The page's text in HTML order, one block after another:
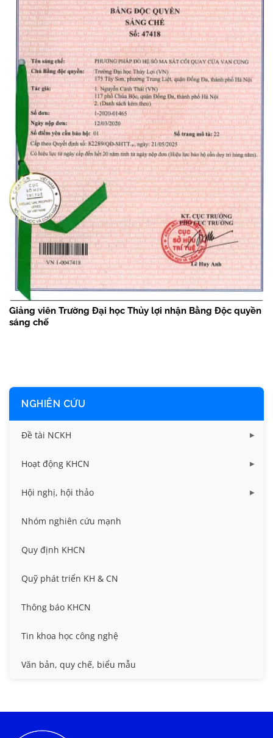
Giảng viên Trường Đại học Thủy lợi nhận Bằng Độc quyền
sáng chế
NGHIÊN CỨU
Đề tài NCKH
Dữ liệu Đề tài cấp Bộ
Dữ liệu Đề tài cấp Cơ sở
Hoạt động KHCN
Công bố khoa học
Đề tài cấp Bộ, Thành phố
Hội nghị, hội thảo
Hội nghị khoa học thường niên
Hội nghị Khoa học sinh viên
Hội nghị quốc tế và hội nghị khác
Nhóm nghiên cứu mạnh
Quy định KHCN
Quỹ phát triển KH & CN
Thông báo KHCN
Tin khoa học công nghệ
Văn bản, quy chế, biểu mẫu